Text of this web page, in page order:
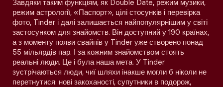
Завдяки таким функціям, як Double Date, режим музики,
режим астрології, «Паспорт», цілі стосунків і перевірка
фото, Tinder і далі залишається найпопулярнішим у світі
застосунком для знайомств. Він доступний у 190 країнах,
а з моменту появи свайпів у Tinder уже створено понад
55 мільярдів пар. І за кожним знайомством стоять
реальні люди. Це і була наша мета. У Tinder
зустрічаються люди, чиї шляхи інакше могли б ніколи не
перетнутися: нові закоханості, супутники в подорож,